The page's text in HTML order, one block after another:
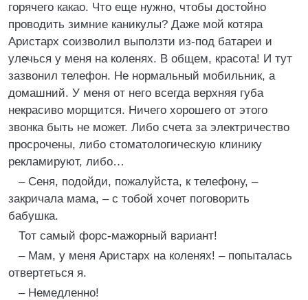
горячего какао. Что еще нужно, чтобы достойно
проводить зимние каникулы? Даже мой котяра
Аристарх соизволил выползти из-под батареи и
улечься у меня на коленях. В общем, красота! И тут
зазвонил телефон. Не нормальный мобильник, а
домашний. У меня от него всегда верхняя губа
некрасиво морщится. Ничего хорошего от этого
звонка быть не может. Либо счета за электричество
просрочены, либо стоматологическую клинику
рекламируют, либо…
– Сеня, подойди, пожалуйста, к телефону, –
закричала мама, – с тобой хочет поговорить
бабушка.
Тот самый форс-мажорный вариант!
– Мам, у меня Аристарх на коленях! – попыталась
отвертеться я.
– Немедленно!